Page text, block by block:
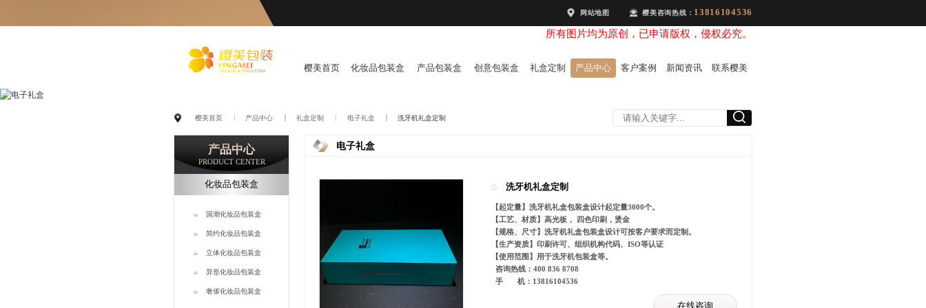
网站地图 樱美咨询热线： 13816104536
所有图片均为原创，已申请版权，侵权必究。
化
盒定制,创意包装盒设计,包
樱美首页 化妆品包装盒 产品包装盒 创意包装盒 礼盒定制 产品中心 客户案例 新闻资讯 联系樱美
樱美首页 产品中心 礼盒定制 电子礼盒 洗牙机礼盒定制
产品中心
PRODUCT CENTER
化妆品包装盒
国潮化妆品包装盒
简约化妆品包装盒
立体化妆品包装盒
异形化妆品包装盒
奢侈化妆品包装盒
电子礼盒
洗牙机礼盒定制
【起定量】洗牙机礼盒包装盒设计起定量3000个。
【工艺、材质】高光板， 四色印刷，烫金
【规格、尺寸】洗牙机礼盒包装盒设计可按客户要求而定制。
【生产资质】印刷许可、组织机构代码、ISO等认证
【使用范围】用于洗牙机包装盒等。
咨询热线：400 836 8708
手 机：13816104536